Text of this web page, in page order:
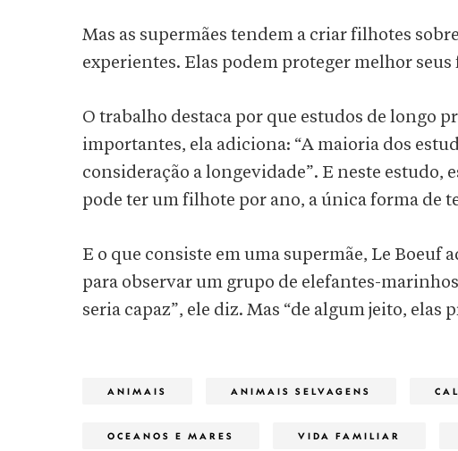
Mas as supermães tendem a criar filhotes
experientes. Elas podem proteger melhor
O trabalho destaca por que estudos de longo
importantes, ela adiciona: “A maioria dos
consideração a longevidade”. E neste estudo,
pode ter um filhote por ano, a única forma de
E o que consiste em uma supermãe, Le Boeuf
para observar um grupo de elefantes-
seria capaz”, ele diz. Mas “de algum jeito, elas
ANIMAIS ANIMAIS SELVAGENS
OCEANOS E MARES VIDA FAMILIAR